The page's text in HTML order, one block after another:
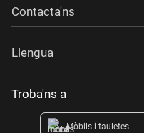
Contacta'ns
Llengua
Troba'ns a
Mòbils i tauletes